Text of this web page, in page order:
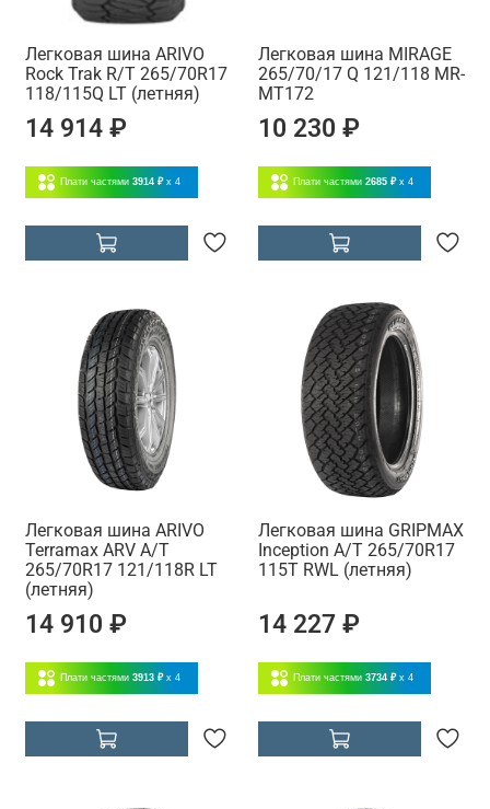
Легковая шина ARIVO
Rock Trak R/T 265/70R17
118/115Q LT (летняя)
14 914 ₽
Плати частями 3914 ₽ x 4
Легковая шина MIRAGE
265/70/17 Q 121/118 MR-
MT172
10 230 ₽
Плати частями 2685 ₽ x 4
Легковая шина ARIVO
Terramax ARV A/T
265/70R17 121/118R LT
(летняя)
14 910 ₽
Плати частями 3913 ₽ x 4
Легковая шина GRIPMAX
Inception A/T 265/70R17
115T RWL (летняя)
14 227 ₽
Плати частями 3734 ₽ x 4